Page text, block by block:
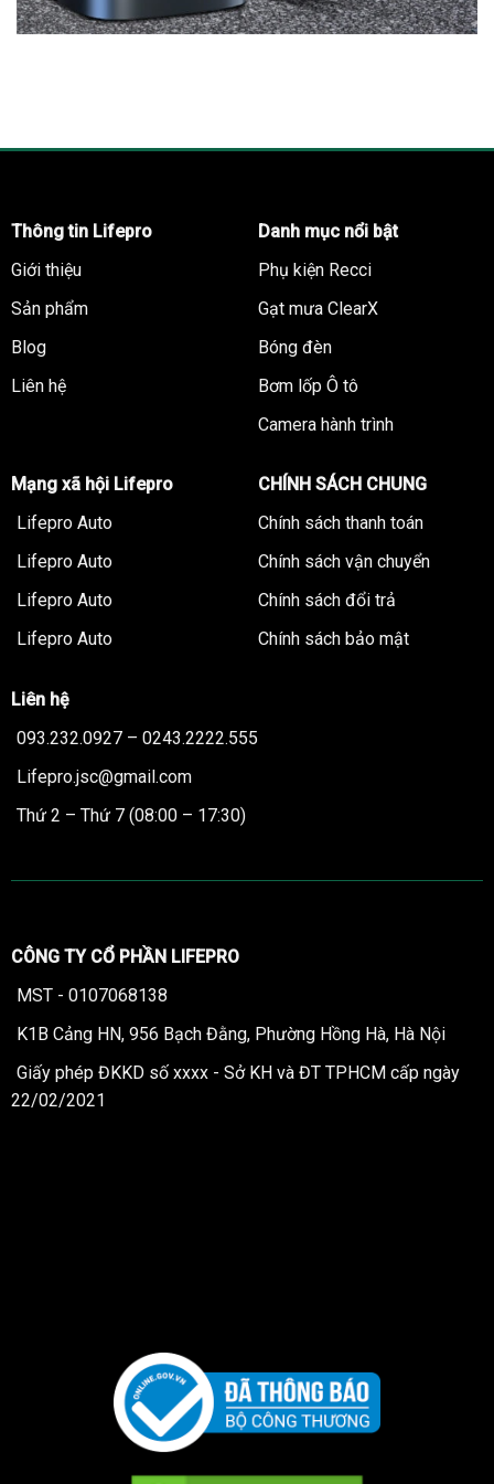
Thông tin Lifepro
Giới thiệu
Sản phẩm
Blog
Liên hệ
Danh mục nổi bật
Phụ kiện Recci
Gạt mưa ClearX
Bóng đèn
Bơm lốp Ô tô
Camera hành trình
Mạng xã hội Lifepro
Lifepro Auto
Lifepro Auto
Lifepro Auto
Lifepro Auto
CHÍNH SÁCH CHUNG
Chính sách thanh toán
Chính sách vận chuyển
Chính sách đổi trả
Chính sách bảo mật
Liên hệ
093.232.0927 – 0243.2222.555
Lifepro.jsc@gmail.com
Thứ 2 – Thứ 7 (08:00 – 17:30)
CÔNG TY CỔ PHẦN LIFEPRO
MST - 0107068138
K1B Cảng HN, 956 Bạch Đằng, Phường Hồng Hà, Hà Nội
Giấy phép ĐKKD số xxxx - Sở KH và ĐT TPHCM cấp ngày
22/02/2021